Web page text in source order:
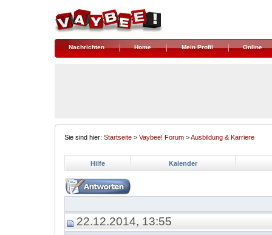
Nachrichten Home Mein Profil Online
Sie sind hier: Startseite > Vaybee! Forum >Ausbildung & Karriere
Hilfe Kalender
22.12.2014, 13:55